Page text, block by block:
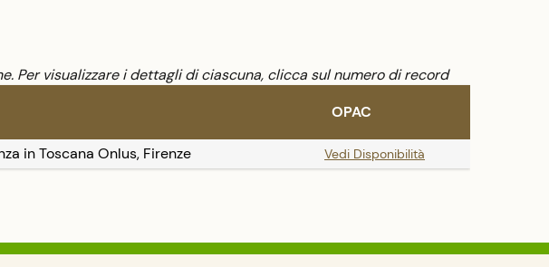
Per visualizzare i dettagli di ciascuna, clicca sul numero di record
OPAC
in Toscana Onlus, Firenze Vedi Disponibilità